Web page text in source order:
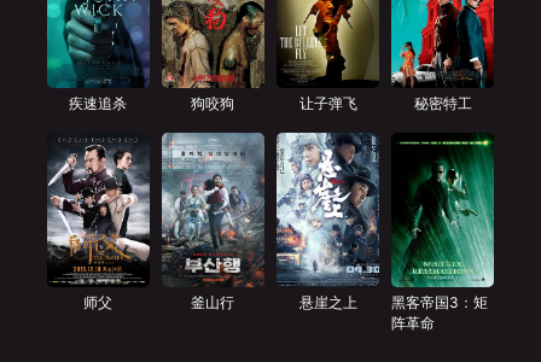
疾速追杀 狗咬狗 让子弹飞 秘密特工
师父 釜山行 悬崖之上
黑客帝国3：矩
阵革命